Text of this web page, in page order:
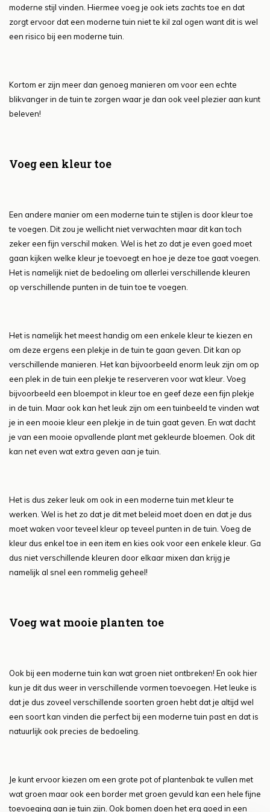
moderne stijl vinden. Hiermee voeg je ook iets zachts toe en dat
zorgt ervoor dat een moderne tuin niet te kil zal ogen want dit is wel
een risico bij een moderne tuin.
Kortom er zijn meer dan genoeg manieren om voor een echte
blikvanger in de tuin te zorgen waar je dan ook veel plezier aan kunt
beleven!
Voeg een kleur toe
Een andere manier om een moderne tuin te stijlen is door kleur toe
te voegen. Dit zou je wellicht niet verwachten maar dit kan toch
zeker een fijn verschil maken. Wel is het zo dat je even goed moet
gaan kijken welke kleur je toevoegt en hoe je deze toe gaat voegen.
Het is namelijk niet de bedoeling om allerlei verschillende kleuren
op verschillende punten in de tuin toe te voegen.
Het is namelijk het meest handig om een enkele kleur te kiezen en
om deze ergens een plekje in de tuin te gaan geven. Dit kan op
verschillende manieren. Het kan bijvoorbeeld enorm leuk zijn om op
een plek in de tuin een plekje te reserveren voor wat kleur. Voeg
bijvoorbeeld een bloempot in kleur toe en geef deze een fijn plekje
in de tuin. Maar ook kan het leuk zijn om een tuinbeeld te vinden wat
je in een mooie kleur een plekje in de tuin gaat geven. En wat dacht
je van een mooie opvallende plant met gekleurde bloemen. Ook dit
kan net even wat extra geven aan je tuin.
Het is dus zeker leuk om ook in een moderne tuin met kleur te
werken. Wel is het zo dat je dit met beleid moet doen en dat je dus
moet waken voor teveel kleur op teveel punten in de tuin. Voeg de
kleur dus enkel toe in een item en kies ook voor een enkele kleur. Ga
dus niet verschillende kleuren door elkaar mixen dan krijg je
namelijk al snel een rommelig geheel!
Voeg wat mooie planten toe
Ook bij een moderne tuin kan wat groen niet ontbreken! En ook hier
kun je dit dus weer in verschillende vormen toevoegen. Het leuke is
dat je dus zoveel verschillende soorten groen hebt dat je altijd wel
een soort kan vinden die perfect bij een moderne tuin past en dat is
natuurlijk ook precies de bedoeling.
Je kunt ervoor kiezen om een grote pot of plantenbak te vullen met
wat groen maar ook een border met groen gevuld kan een hele fijne
toevoeging aan je tuin zijn. Ook bomen doen het erg goed in een